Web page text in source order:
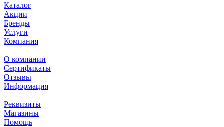
Каталог
Акции
Бренды
Услуги
Компания
О компании
Сертификаты
Отзывы
Информация
Реквизиты
Магазины
Помощь